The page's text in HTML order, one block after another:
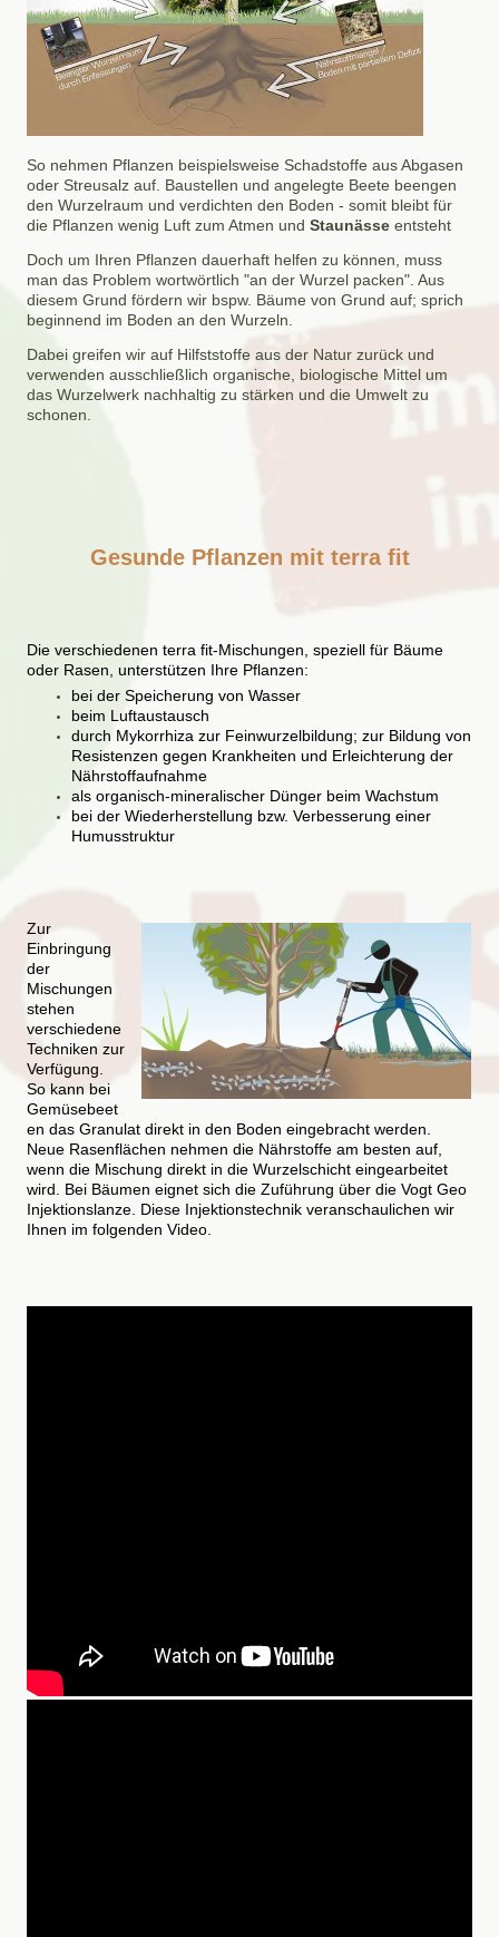
So nehmen Pflanzen beispielsweise Schadstoffe aus Abgasen
oder Streusalz auf. Baustellen und angelegte Beete beengen
den Wurzelraum und verdichten den Boden - somit bleibt für
die Pflanzen wenig Luft zum Atmen und Staunässe entsteht
Doch um Ihren Pflanzen dauerhaft helfen zu können, muss
man das Problem wortwörtlich "an der Wurzel packen". Aus
diesem Grund fördern wir bspw. Bäume von Grund auf; sprich
beginnend im Boden an den Wurzeln.
Dabei greifen wir auf Hilfststoffe aus der Natur zurück und
verwenden ausschließlich organische, biologische Mittel um
das Wurzelwerk nachhaltig zu stärken und die Umwelt zu
schonen.
Gesunde Pflanzen mit terra fit
Die verschiedenen terra fit-Mischungen, speziell für Bäume
oder Rasen, unterstützen Ihre Pflanzen:
bei der Speicherung von Wasser
beim Luftaustausch
durch Mykorrhiza zur Feinwurzelbildung; zur Bildung von
Resistenzen gegen Krankheiten und Erleichterung der
Nährstoffaufnahme
als organisch-mineralischer Dünger beim Wachstum
bei der Wiederherstellung bzw. Verbesserung einer
Humusstruktur
Zur
Einbringung
der
Mischungen
stehen
verschiedene
Techniken zur
Verfügung.
So kann bei
Gemüsebeet
en das Granulat direkt in den Boden eingebracht werden.
Neue Rasenflächen nehmen die Nährstoffe am besten auf,
wenn die Mischung direkt in die Wurzelschicht eingearbeitet
wird. Bei Bäumen eignet sich die Zuführung über die Vogt Geo
Injektionslanze. Diese Injektionstechnik veranschaulichen wir
Ihnen im folgenden Video.